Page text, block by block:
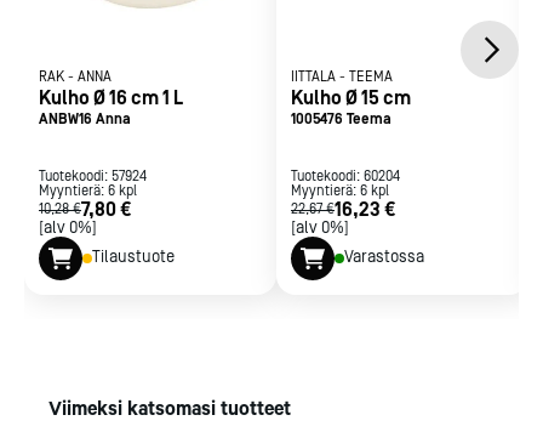
RAK - ANNA
Kulho Ø 16 cm 1 L
ANBW16 Anna
Tuotekoodi: 57924
Myyntierä: 6 kpl
10,28 €7,80 €
[alv 0%]
Tilaustuote
IITTALA - TEEMA
Kulho Ø 15 cm
1005476 Teema
Tuotekoodi: 60204
Myyntierä: 6 kpl
22,67 €16,23 €
[alv 0%]
Varastossa
Viimeksi katsomasi tuotteet